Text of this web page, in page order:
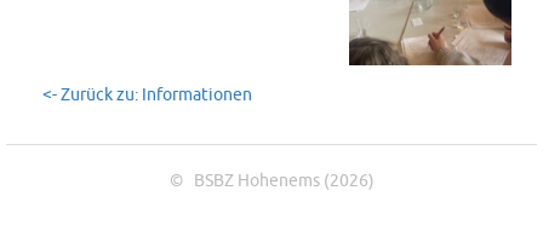
<- Zurück zu: Informationen
© BSBZ Hohenems (2026)